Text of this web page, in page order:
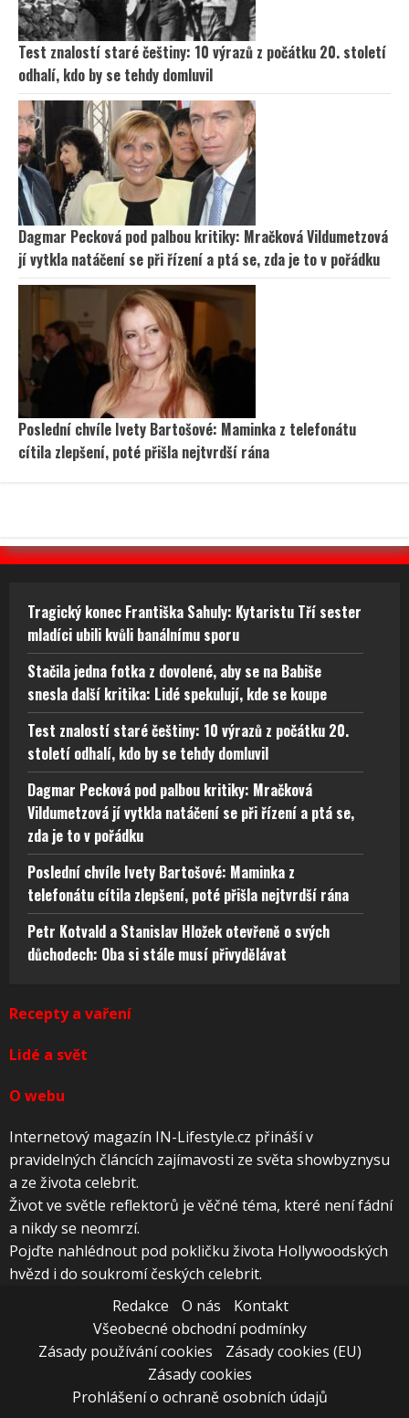
Test znalostí staré češtiny: 10 výrazů z počátku 20. století
odhalí, kdo by se tehdy domluvil
Dagmar Pecková pod palbou kritiky: Mračková Vildumetzová
jí vytkla natáčení se při řízení a ptá se, zda je to v pořádku
Poslední chvíle Ivety Bartošové: Maminka z telefonátu
cítila zlepšení, poté přišla nejtvrdší rána
Tragický konec Františka Sahuly: Kytaristu Tří sester
mladíci ubili kvůli banálnímu sporu
Stačila jedna fotka z dovolené, aby se na Babiše
snesla další kritika: Lidé spekulují, kde se koupe
Test znalostí staré češtiny: 10 výrazů z počátku 20.
století odhalí, kdo by se tehdy domluvil
Dagmar Pecková pod palbou kritiky: Mračková
Vildumetzová jí vytkla natáčení se při řízení a ptá se,
zda je to v pořádku
Poslední chvíle Ivety Bartošové: Maminka z
telefonátu cítila zlepšení, poté přišla nejtvrdší rána
Petr Kotvald a Stanislav Hložek otevřeně o svých
důchodech: Oba si stále musí přivydělávat
Recepty a vaření
Lidé a svět
O webu
Internetový magazín IN-Lifestyle.cz přináší v
pravidelných článcích zajímavosti ze světa showbyznysu
a ze života celebrit.
Život ve světle reflektorů je věčné téma, které není fádní
a nikdy se neomrzí.
Pojďte nahlédnout pod pokličku života Hollywoodských
hvězd i do soukromí českých celebrit.
Redakce
O nás
Kontakt
Všeobecné obchodní podmínky
Zásady používání cookies
Zásady cookies (EU)
Zásady cookies
Prohlášení o ochraně osobních údajů